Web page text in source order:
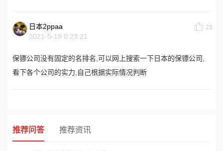
日本2ppaa
2021-5-19 0:23:21
23
保镖公司没有固定的名排名,可以网上搜索一下日本的保镖公司,
看下各个公司的实力,自己根据实际情况判断
推荐问答 推荐资讯